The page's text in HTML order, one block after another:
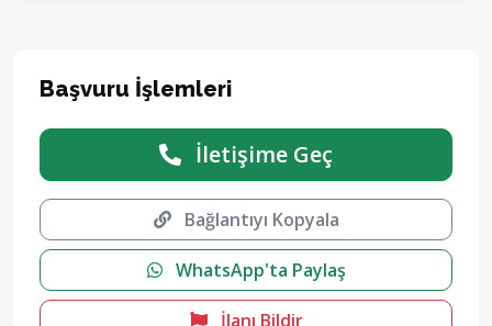
Başvuru İşlemleri
İletişime Geç
Bağlantıyı Kopyala
WhatsApp'ta Paylaş
İlanı Bildir